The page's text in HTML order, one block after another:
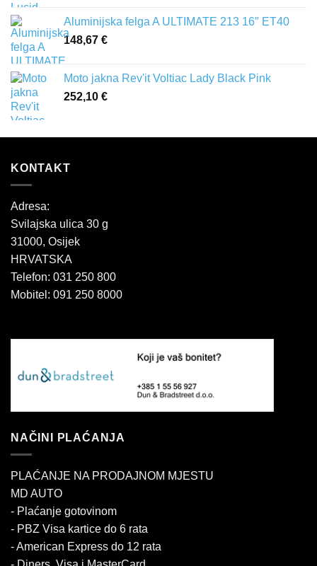
Aluminijska felga A ULTIMATE 213 16″ ET40
148,67 €
Moto jakna Rev'it Voltiac Lady Black Pink
252,10 €
KONTAKT
Adresa:
Svilajska ulica 30 g
31000, Osijek
HRVATSKA
Telefon: 031 250 800
Mobitel: 091 250 8000
NAČINI PLAĆANJA
PLAĆANJE NA PRODAJNOM MJESTU
MD AUTO
- Plaćanje gotovinom
- PBZ Visa kartice do 6 rata
- American Express do 12 rata